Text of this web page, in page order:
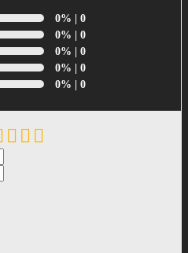
0% | 0
0% | 0
0% | 0
0% | 0
0% | 0